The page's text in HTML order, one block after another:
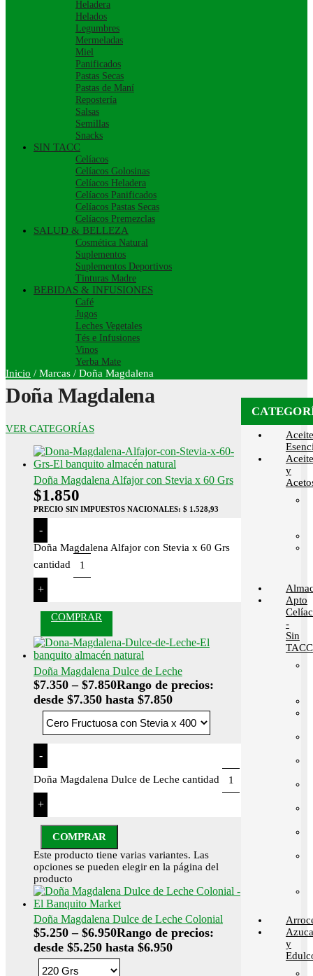
Heladera
Helados
Legumbres
Mermeladas
Miel
Panificados
Pastas Secas
Pastas de Maní
Repostería
Salsas
Semillas
Snacks
SIN TACC
Celíacos
Celíacos Golosinas
Celíacos Heladera
Celíacos Panificados
Celíacos Pastas Secas
Celíacos Premezclas
SALUD & BELLEZA
Cosmética Natural
Suplementos
Suplementos Deportivos
Tinturas Madre
BEBIDAS & INFUSIONES
Café
Jugos
Leches Vegetales
Tés e Infusiones
Vinos
Yerba Mate
Inicio / Marcas / Doña Magdalena
Doña Magdalena
VER CATEGORÍAS
Doña Magdalena Alfajor con Stevia x 60 Grs
$1.850
PRECIO SIN IMPUESTOS NACIONALES: $ 1.528,93
-
Doña Magdalena Alfajor con Stevia x 60 Grs
cantidad
+
COMPRAR
Doña Magdalena Dulce de Leche
$7.350 – $7.850Rango de precios:
desde $7.350 hasta $7.850
-
Doña Magdalena Dulce de Leche cantidad
+
COMPRAR
Este producto tiene varias variantes. Las
opciones se pueden elegir en la página del
producto
Doña Magdalena Dulce de Leche Colonial
$5.250 – $6.950Rango de precios:
desde $5.250 hasta $6.950
y
Apto
-
Sin
TACC
y